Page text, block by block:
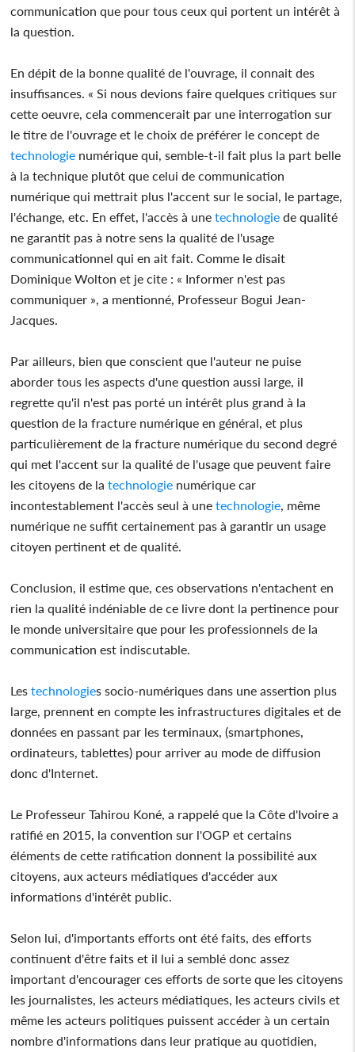
communication que pour tous ceux qui portent un intérêt à
la question.
En dépit de la bonne qualité de l'ouvrage, il connait des
insuffisances. « Si nous devions faire quelques critiques sur
cette oeuvre, cela commencerait par une interrogation sur
le titre de l'ouvrage et le choix de préférer le concept de
technologie numérique qui, semble-t-il fait plus la part belle
à la technique plutôt que celui de communication
numérique qui mettrait plus l'accent sur le social, le partage,
l'échange, etc. En effet, l'accès à une technologie de qualité
ne garantit pas à notre sens la qualité de l'usage
communicationnel qui en ait fait. Comme le disait
Dominique Wolton et je cite : « Informer n'est pas
communiquer », a mentionné, Professeur Bogui Jean-
Jacques.
Par ailleurs, bien que conscient que l'auteur ne puise
aborder tous les aspects d'une question aussi large, il
regrette qu'il n'est pas porté un intérêt plus grand à la
question de la fracture numérique en général, et plus
particulièrement de la fracture numérique du second degré
qui met l'accent sur la qualité de l'usage que peuvent faire
les citoyens de la technologie numérique car
incontestablement l'accès seul à une technologie , même
numérique ne suffit certainement pas à garantir un usage
citoyen pertinent et de qualité.
Conclusion, il estime que, ces observations n'entachent en
rien la qualité indéniable de ce livre dont la pertinence pour
le monde universitaire que pour les professionnels de la
communication est indiscutable.
Les technologies socio-numériques dans une assertion plus
large, prennent en compte les infrastructures digitales et de
données en passant par les terminaux, (smartphones,
ordinateurs, tablettes) pour arriver au mode de diffusion
donc d'Internet.
Le Professeur Tahirou Koné, a rappelé que la Côte d'Ivoire a
ratifié en 2015, la convention sur l'OGP et certains
éléments de cette ratification donnent la possibilité aux
citoyens, aux acteurs médiatiques d'accéder aux
informations d'intérêt public.
Selon lui, d'importants efforts ont été faits, des efforts
continuent d'être faits et il lui a semblé donc assez
important d'encourager ces efforts de sorte que les citoyens
les journalistes, les acteurs médiatiques, les acteurs civils et
même les acteurs politiques puissent accéder à un certain
nombre d'informations dans leur pratique au quotidien,